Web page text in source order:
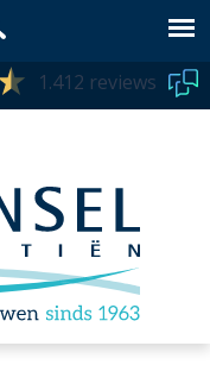
1.412 reviews